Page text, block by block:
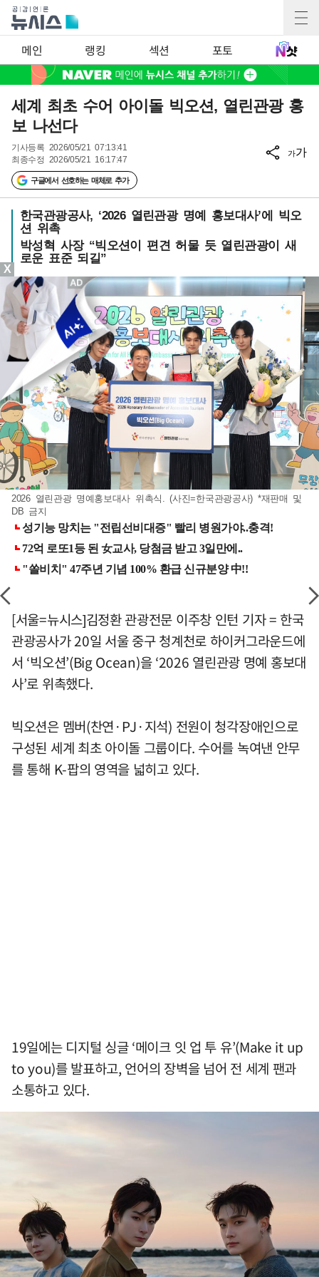
메인 랭킹 섹션 포토
세계 최초 수어 아이돌 빅오션, 열린관광 홍
보 나선다
기사등록 2026/05/21 07:13:41
최종수정 2026/05/21 16:17:47
구글에서 선호하는 매체로 추가
가가
한국관광공사, ‘2026 열린관광 명예 홍보대사’에 빅오
션 위촉
박성혁 사장 “빅오션이 편견 허물 듯 열린관광이 새
로운 표준 되길”
2026 열린관광 명예홍보대사 위촉식. (사진=한국관광공사) *재판매 및
DB 금지
[서울=뉴시스]김정환 관광전문 이주창 인턴 기자 = 한국
관광공사가 20일 서울 중구 청계천로 하이커그라운드에
서 ‘빅오션’(Big Ocean)을 ‘2026 열린관광 명예 홍보대
사’로 위촉했다.
빅오션은 멤버(찬연·PJ·지석) 전원이 청각장애인으로
구성된 세계 최초 아이돌 그룹이다. 수어를 녹여낸 안무
를 통해 K-팝의 영역을 넓히고 있다.
19일에는 디지털 싱글 ‘메이크 잇 업 투 유’(Make it up
to you)를 발표하고, 언어의 장벽을 넘어 전 세계 팬과
소통하고 있다.
X